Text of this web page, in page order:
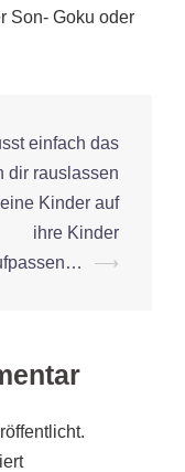
Son- Goku oder
einfach das
dir rauslassen
Kinder auf
ihre Kinder
⟶